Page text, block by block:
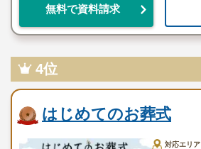
無料で資料請求
4位
はじめてのお葬式
対応エリア